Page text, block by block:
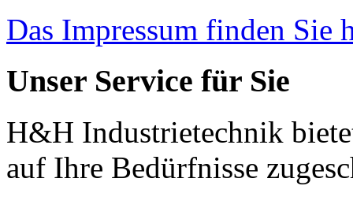
Das Impressum finden Sie
Unser Service für Sie
H&H Industrietechnik
auf Ihre Bedürfnisse